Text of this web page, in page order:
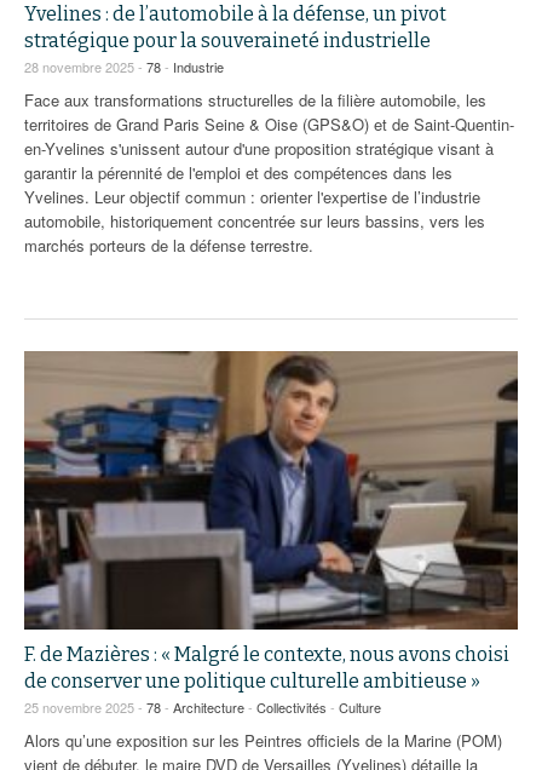
Yvelines : de l’automobile à la défense, un pivot
stratégique pour la souveraineté industrielle
28 novembre 2025 - 78- Industrie
Face aux transformations structurelles de la filière automobile, les
territoires de Grand Paris Seine & Oise (GPS&O) et de Saint-Quentin-
en-Yvelines s'unissent autour d'une proposition stratégique visant à
garantir la pérennité de l'emploi et des compétences dans les
Yvelines. Leur objectif commun : orienter l'expertise de l’industrie
automobile, historiquement concentrée sur leurs bassins, vers les
marchés porteurs de la défense terrestre.
F. de Mazières : « Malgré le contexte, nous avons choisi
de conserver une politique culturelle ambitieuse »
25 novembre 2025 - 78- Architecture- Collectivités - Culture
Alors qu’une exposition sur les Peintres officiels de la Marine (POM)
vient de débuter, le maire DVD de Versailles (Yvelines) détaille la